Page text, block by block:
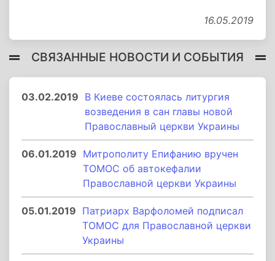
16.05.2019
СВЯЗАННЫЕ НОВОСТИ И СОБЫТИЯ
03.02.2019 В Киеве состоялась литургия
возведения в сан главы новой
Православный церкви Украины
06.01.2019 Митрополиту Епифанию вручен
ТОМОС об автокефалии
Православной церкви Украины
05.01.2019 Патриарх Варфоломей подписал
ТОМОС для Православной церкви
Украины